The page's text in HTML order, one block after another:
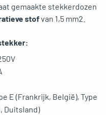
gemaakte stekkerdozen
stofvan 1,5 mm2.
E (Frankrijk, België), Type
Duitsland)